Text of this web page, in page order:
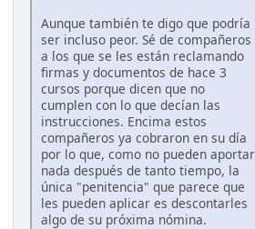
Aunque también te digo que podría
ser incluso peor. Sé de compañeros
a los que se les están reclamando
firmas y documentos de hace 3
cursos porque dicen que no
cumplen con lo que decían las
instrucciones. Encima estos
compañeros ya cobraron en su día
por lo que, como no pueden aportar
nada después de tanto tiempo, la
única "penitencia" que parece que
les pueden aplicar es descontarles
algo de su próxima nómina.